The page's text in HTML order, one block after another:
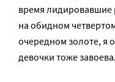
время лидировавшие
на обидном
очередном золоте, я
девочки тоже